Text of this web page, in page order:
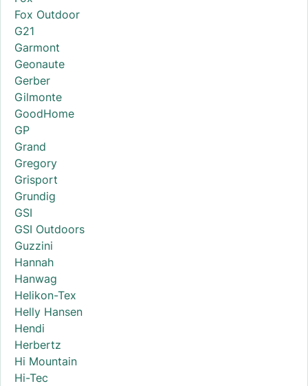
Fox Outdoor
G21
Garmont
Geonaute
Gerber
Gilmonte
GoodHome
GP
Grand
Gregory
Grisport
Grundig
GSI
GSI Outdoors
Guzzini
Hannah
Hanwag
Helikon-Tex
Helly Hansen
Hendi
Herbertz
Hi Mountain
Hi-Tec